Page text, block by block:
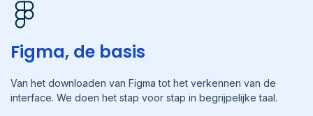
Figma, de basis
Van het downloaden van Figma tot het verkennen van de
interface. We doen het stap voor stap in begrijpelijke taal.